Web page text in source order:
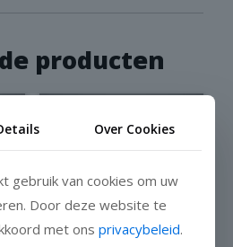
producten
Over Cookies
gebruik van cookies om uw
Door deze website te
met ons privacybeleid.